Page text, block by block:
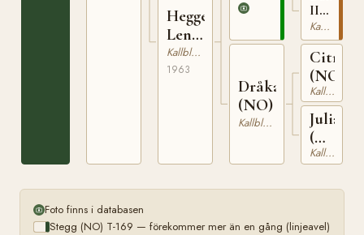
Hegge
Lena
(NO)
Kallblodig Travare
1963
169
Dråka
(NO)
Kallblodig Travare
II
(NO)
T-
201
Kallblodig Travare
Citroen
(NO)
Kallblodig Travare
Juliane
(NO)
T-Kallblodig Travare
Foto finns i databasen
Stegg (NO) T-169 — förekommer mer än en gång (linjeavel)